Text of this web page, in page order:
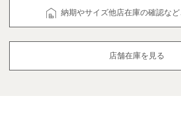
納期やサイズ他店在庫の確認な
店舗在庫を見る